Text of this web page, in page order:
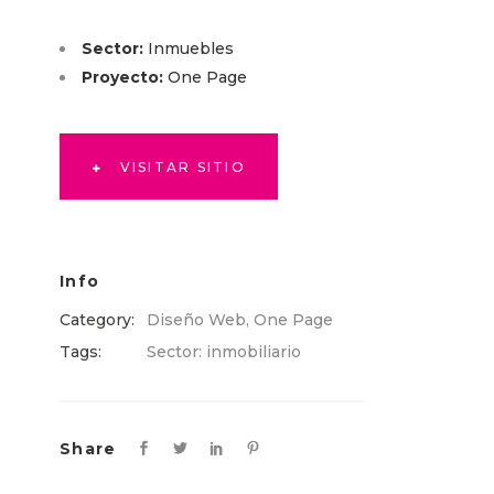
Sector: Inmuebles
Proyecto:One Page
VISITAR SITIO
Info
Category:
Diseño Web,One Page
Tags:
Sector: inmobiliario
Share